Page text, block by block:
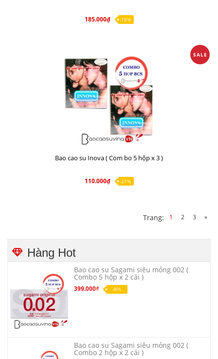
185.000₫ -16%
SALE
Bao cao su Inova ( Com bo 5 hộp x 3 )
110.000₫ -21%
Trang: 1 2 3 »
Hàng Hot
Bao cao su Sagami siêu mỏng 002 (
Combo 5 hộp x 2 cái )
399.000₫ -6%
Bao cao su Sagami siêu mỏng 002 (
Combo 2 hộp x 2 cái )